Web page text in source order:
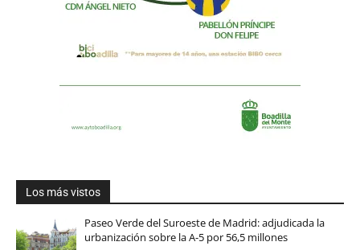
Los más vistos
Paseo Verde del Suroeste de Madrid: adjudicada la
urbanización sobre la A-5 por 56,5 millones